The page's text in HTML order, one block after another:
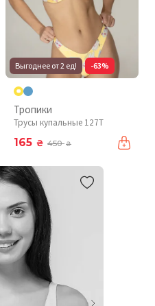
Выгоднее от 2 ед! -63%
Тропики
Трусы купальные 127T
165 ₴ 450₴